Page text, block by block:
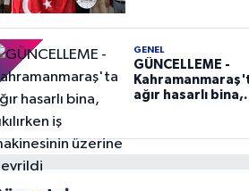
GENEL
GÜNCELLEME -
ağır hasarlı bina,
devrildi